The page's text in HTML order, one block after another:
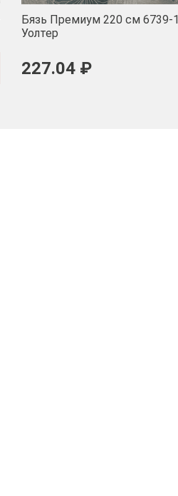
Бязь Премиум 220 см 6739-1
Уолтер
227.04 ₽